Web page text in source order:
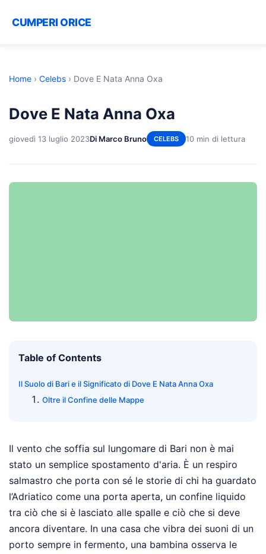
CUMPERI ORICE
Home › Celebs › Dove E Nata Anna Oxa
Dove E Nata Anna Oxa
giovedì 13 luglio 2023Di Marco Bruno CELEBS 10 min di lettura
Table of Contents
Il Suolo di Bari e il Significato di Dove E Nata Anna Oxa
Oltre il Confine delle Mappe
Il vento che soffia sul lungomare di Bari non è mai
stato un semplice spostamento d'aria. È un respiro
salmastro che porta con sé le storie di chi ha guardato
l’Adriatico come una porta aperta, un confine liquido
tra ciò che si è lasciato alle spalle e ciò che si deve
ancora diventare. In una casa che vibra dei suoni di un
porto sempre in fermento, una bambina osserva le